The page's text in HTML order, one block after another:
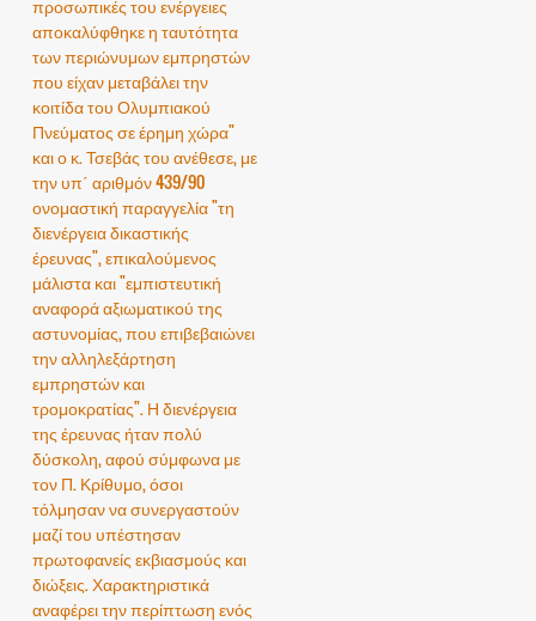
προσωπικές του ενέργειες
αποκαλύφθηκε η ταυτότητα
των περιώνυμων εμπρηστών
που είχαν μεταβάλει την
κοιτίδα του Ολυμπιακού
Πνεύματος σε έρημη χώρα"
και ο κ. Τσεβάς του ανέθεσε, με
την υπ΄ αριθμόν 439/90
ονομαστική παραγγελία "τη
διενέργεια δικαστικής
έρευνας", επικαλούμενος
μάλιστα και "εμπιστευτική
αναφορά αξιωματικού της
αστυνομίας, που επιβεβαιώνει
την αλληλεξάρτηση
εμπρηστών και
τρομοκρατίας". Η διενέργεια
της έρευνας ήταν πολύ
δύσκολη, αφού σύμφωνα με
τον Π. Κρίθυμο, όσοι
τόλμησαν να συνεργαστούν
μαζί του υπέστησαν
πρωτοφανείς εκβιασμούς και
διώξεις. Χαρακτηριστικά
αναφέρει την περίπτωση ενός